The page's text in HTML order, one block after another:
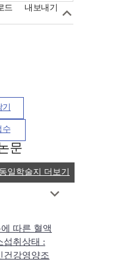
드 내보내기
수
문
따른 혈액
섭취상태 :
건강영양조
동일학술지 더보기